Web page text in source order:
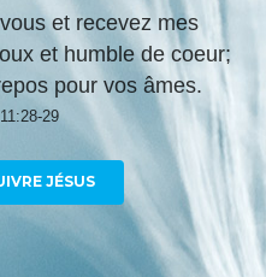
et recevez mes
et humble de coeur;
pour vos âmes.
29
JÉSUS